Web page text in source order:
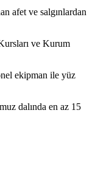
afet ve salgınlardan
ve Kurum
ekipman ile yüz
dalında en az 15